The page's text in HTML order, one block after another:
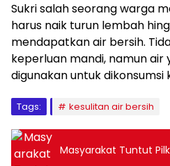
Sukri salah seorang warga
harus naik turun lembah
mendapatkan air bersih.
keperluan mandi, namun air
digunakan untuk dikonsumsi
Tags: kesulitan air bersih
Masyarakat Tuntut